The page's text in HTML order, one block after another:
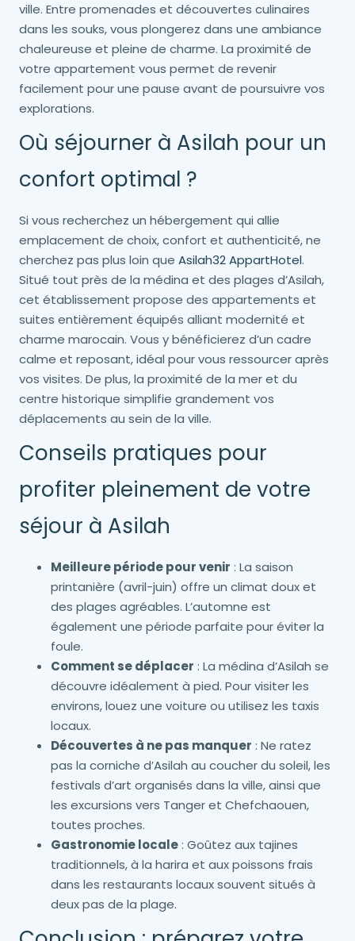
ville. Entre promenades et découvertes culinaires
dans les souks, vous plongerez dans une ambiance
chaleureuse et pleine de charme. La proximité de
votre appartement vous permet de revenir
facilement pour une pause avant de poursuivre vos
explorations.
Où séjourner à Asilah pour un
confort optimal ?
Si vous recherchez un hébergement qui allie
emplacement de choix, confort et authenticité, ne
cherchez pas plus loin que Asilah32 AppartHotel.
Situé tout près de la médina et des plages d’Asilah,
cet établissement propose des appartements et
suites entièrement équipés alliant modernité et
charme marocain. Vous y bénéficierez d’un cadre
calme et reposant, idéal pour vous ressourcer après
vos visites. De plus, la proximité de la mer et du
centre historique simplifie grandement vos
déplacements au sein de la ville.
Conseils pratiques pour
profiter pleinement de votre
séjour à Asilah
Meilleure période pour venir : La saison
printanière (avril-juin) offre un climat doux et
des plages agréables. L’automne est
également une période parfaite pour éviter la
foule.
Comment se déplacer : La médina d’Asilah se
découvre idéalement à pied. Pour visiter les
environs, louez une voiture ou utilisez les taxis
locaux.
Découvertes à ne pas manquer : Ne ratez
pas la corniche d’Asilah au coucher du soleil, les
festivals d’art organisés dans la ville, ainsi que
les excursions vers Tanger et Chefchaouen,
toutes proches.
Gastronomie locale: Goûtez aux tajines
traditionnels, à la harira et aux poissons frais
dans les restaurants locaux souvent situés à
deux pas de la plage.